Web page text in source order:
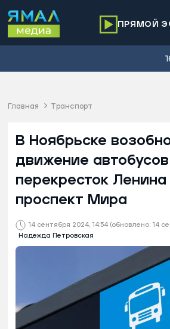
ПРЯМОЙ
Главная Транспорт
14 сентября 2024, 14:54 (обновлено: 14
Надежда Петровская
В Ноябрьске
движение
перекресток
проспект Мира